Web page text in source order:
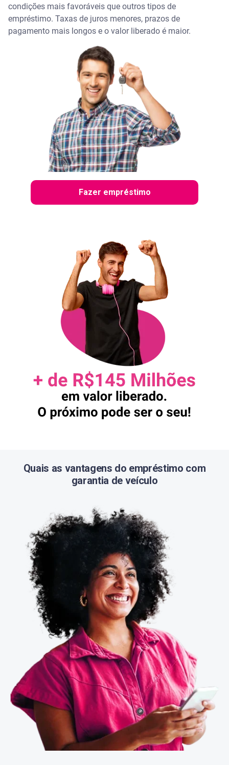
condições mais favoráveis que outros tipos de
empréstimo. Taxas de juros menores, prazos de
pagamento mais longos e o valor liberado é maior.
Fazer empréstimo
Quais as vantagens do empréstimo com
garantia de veículo